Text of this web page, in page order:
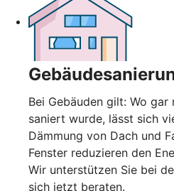
Bei Gebäuden gilt: Wo
saniert wurde, lässt sich
Dämmung von Dach und
Fenster reduzieren den
Wir unterstützen Sie bei
sich jetzt beraten.